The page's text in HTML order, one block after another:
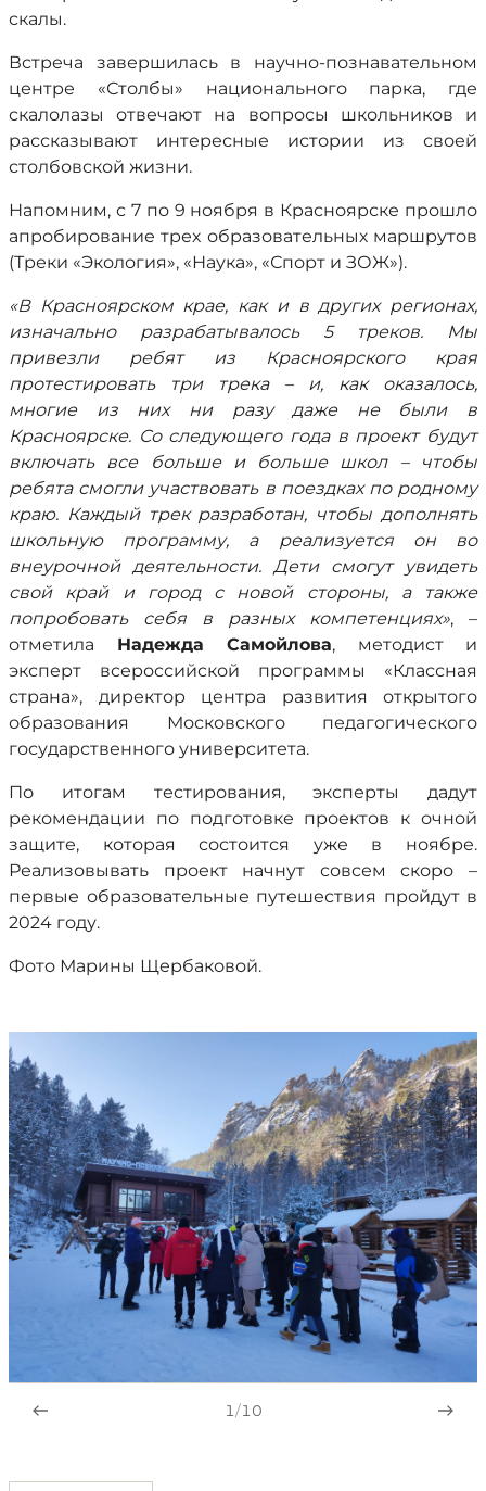
скалы.
Встреча завершилась в научно-познавательном
центре «Столбы» национального парка, где
скалолазы отвечают на вопросы школьников и
рассказывают интересные истории из своей
столбовской жизни.
Напомним, с 7 по 9 ноября в Красноярске прошло
апробирование трех образовательных маршрутов
(Треки «Экология», «Наука», «Спорт и ЗОЖ»).
«В Красноярском крае, как и в других регионах,
изначально разрабатывалось 5 треков. Мы
привезли ребят из Красноярского края
протестировать три трека – и, как оказалось,
многие из них ни разу даже не были в
Красноярске. Со следующего года в проект будут
включать все больше и больше школ – чтобы
ребята смогли участвовать в поездках по родному
краю. Каждый трек разработан, чтобы дополнять
школьную программу, а реализуется он во
внеурочной деятельности. Дети смогут увидеть
свой край и город с новой стороны, а также
попробовать себя в разных компетенциях», –
отметила Надежда Самойлова, методист и
эксперт всероссийской программы «Классная
страна», директор центра развития открытого
образования Московского педагогического
государственного университета.
По итогам тестирования, эксперты дадут
рекомендации по подготовке проектов к очной
защите, которая состоится уже в ноябре.
Реализовывать проект начнут совсем скоро –
первые образовательные путешествия пройдут в
2024 году.
Фото Марины Щербаковой.
1/10